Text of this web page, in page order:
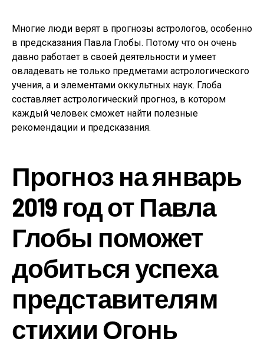
Многие люди верят в прогнозы астрологов, особенно
в предсказания Павла Глобы. Потому что он очень
давно работает в своей деятельности и умеет
овладевать не только предметами астрологического
учения, а и элементами оккультных наук. Глоба
составляет астрологический прогноз, в котором
каждый человек сможет найти полезные
рекомендации и предсказания.
Прогноз на январь
2019 год от Павла
Глобы поможет
добиться успеха
представителям
стихии Огонь